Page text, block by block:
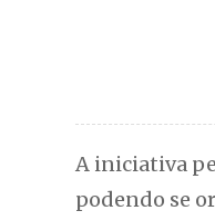
A iniciativa
podendo se